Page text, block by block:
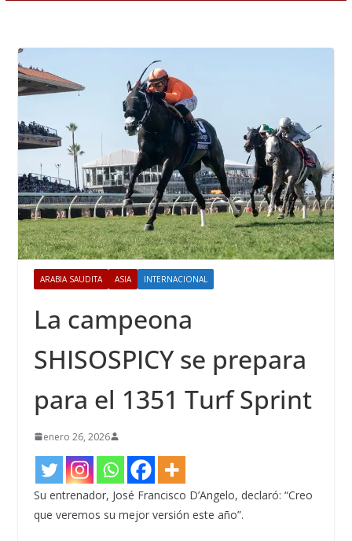
ARABIA SAUDITA ASIA INTERNACIONAL
La campeona
SHISOSPICY se prepara
para el 1351 Turf Sprint
enero 26, 2026
Su entrenador, José Francisco D’Angelo, declaró: “Creo
que veremos su mejor versión este año”.